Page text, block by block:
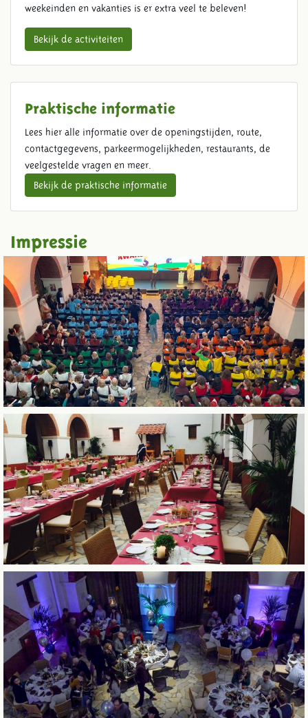
ROMEINSE HERBERG
weekeinden en vakanties is er extra veel te beleven!
Bekijk de activiteiten
Praktische informatie
Lees hier alle informatie over de openingstijden, route,
contactgegevens, parkeermogelijkheden, restaurants, de
veelgestelde vragen en meer.
Bekijk de praktische informatie
Impressie